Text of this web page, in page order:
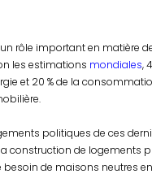
rôle important en matière
les estimations mondiales,
et 20 % de la
politiques de ces
construction de logements
besoin de maisons neutres